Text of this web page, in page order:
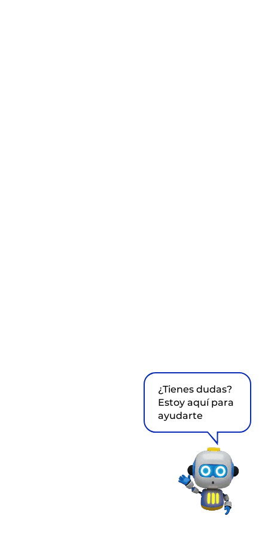
¿Tienes dudas?
Estoy aquí para
ayudarte